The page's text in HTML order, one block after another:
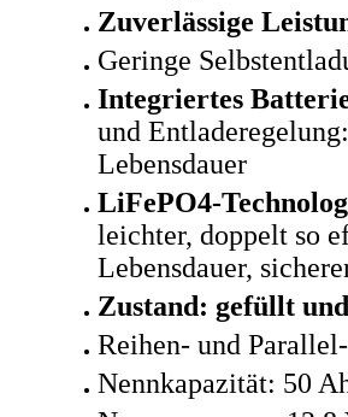
Zuverlässige
Geringe
Integriertes
und
Lebensdauer
LiFePO4-
leichter, doppelt so
Lebensdauer,
Zustand: gefüllt
Reihen- und
Nennkapazität: 50